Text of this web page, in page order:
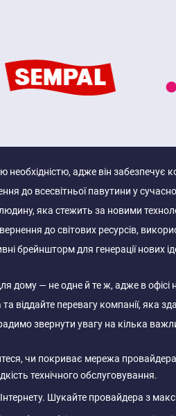
необхідністю, адже він забезпечує
до всесвітньої павутини у
яка стежить за новими
до світових ресурсів,
брейншторм для генерації нових
для дому — не одне й те ж, адже в
віддайте перевагу компанії, яка
звернути увагу на кілька
чи покриває мережа провайдера
технічного обслуговування.
Шукайте провайдера з